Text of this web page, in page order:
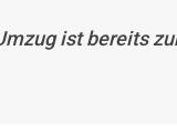
ist bereits